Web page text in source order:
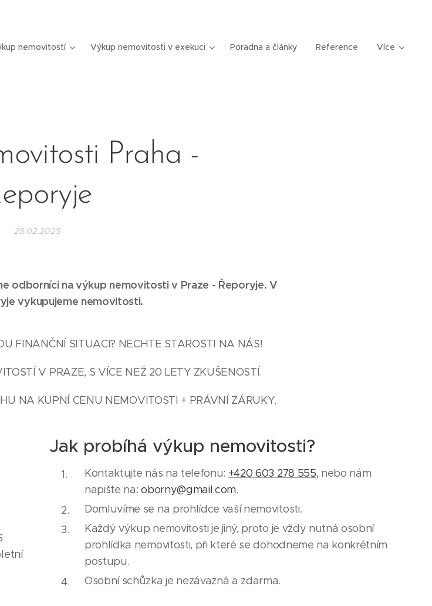
nemovitostí Výkup nemovitosti v exekuci Poradna a články Reference Více
Praha -
28.02.2025
odborníci na výkup nemovitosti v Praze - Řeporyje. V
vykupujeme nemovitosti.
FINANČNÍ SITUACI? NECHTE STAROSTI NA NÁS!
V PRAZE, S VÍCE NEŽ 20 LETY ZKUŠENOSTÍ.
NA KUPNÍ CENU NEMOVITOSTI + PRÁVNÍ ZÁRUKY.
Jak probíhá výkup nemovitosti?
Kontaktujte nás na telefonu: +420 603 278 555, nebo nám
napište na:oborny@gmail.com.
Domluvíme se na prohlídce vaší nemovitosti.
Každý výkup nemovitosti je jiný, proto je vždy nutná osobní
prohlídka nemovitosti, při které se dohodneme na konkrétním
postupu.
Osobní schůzka je nezávazná a zdarma.